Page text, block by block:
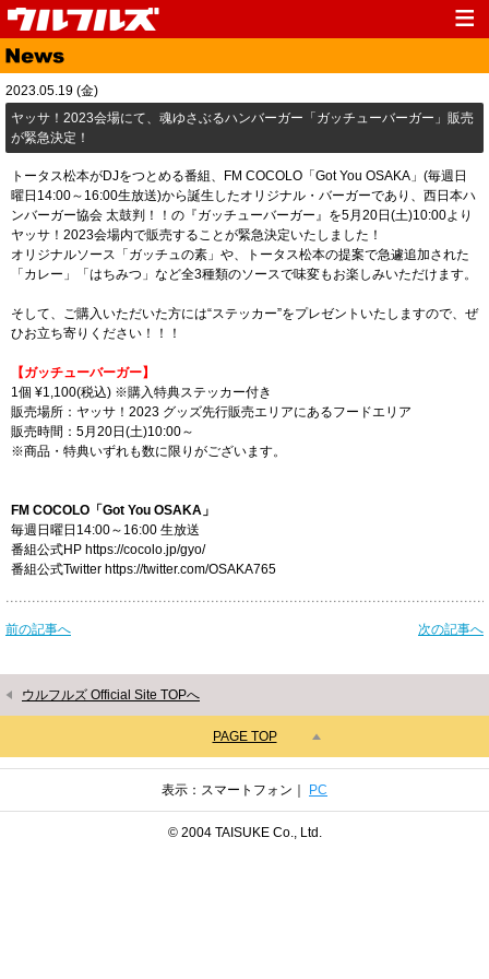
Top
Media Live
Profile
Fanclub Goods
Contact Link
2023.05.19 (金)
​ヤッサ！2023会場にて、魂ゆさぶるハンバーガー「ガッチューバーガー」販売
が緊急決定！
トータス松本がDJをつとめる番組、FM COCOLO「Got You OSAKA」(毎週日
曜日14:00～16:00生放送)から誕生したオリジナル・バーガーであり、西日本ハ
ンバーガー協会 太鼓判！！の『ガッチューバーガー』を5月20日(土)10:00より
ヤッサ！2023会場内で販売することが緊急決定いたしました！
オリジナルソース「ガッチュの素」や、トータス松本の提案で急遽追加された
「カレー」「はちみつ」など全3種類のソースで味変もお楽しみいただけます。
そして、ご購入いただいた方には“ステッカー”をプレゼントいたしますので、ぜ
ひお立ち寄りください！！！
【ガッチューバーガー】
1個 ¥1,100(税込) ※購入特典ステッカー付き
販売場所：ヤッサ！2023 グッズ先行販売エリアにあるフードエリア
販売時間：5月20日(土)10:00～
※商品・特典いずれも数に限りがございます。
FM COCOLO「Got You OSAKA」
毎週日曜日14:00～16:00 生放送
番組公式HP https://cocolo.jp/gyo/
番組公式Twitter https://twitter.com/OSAKA765
前の記事へ 次の記事へ
ウルフルズ Official Site TOPへ
PAGE TOP
表示：スマートフォン｜ PC
© 2004 TAISUKE Co., Ltd.